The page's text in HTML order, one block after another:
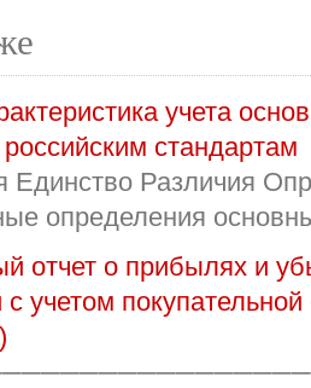
учета
стандартам
Единство Различия
определения
отчет о прибылях и
с учетом